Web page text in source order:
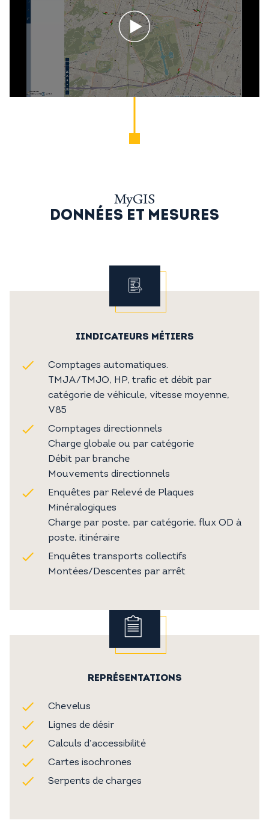
Play
MyGIS
DONNÉES ET MESURES
IINDICATEURS MÉTIERS
Comptages automatiques.
TMJA/TMJO, HP, trafic et débit par
catégorie de véhicule, vitesse moyenne,
V85
Comptages directionnels
Charge globale ou par catégorie
Débit par branche
Mouvements directionnels
Enquêtes par Relevé de Plaques
Minéralogiques
Charge par poste, par catégorie, flux OD à
poste, itinéraire
Enquêtes transports collectifs
Montées/Descentes par arrêt
REPRÉSENTATIONS
Chevelus
Lignes de désir
Calculs d’accessibilité
Cartes isochrones
Serpents de charges